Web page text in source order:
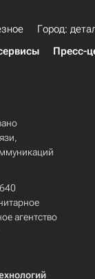
Город:
Пресс-
агентство